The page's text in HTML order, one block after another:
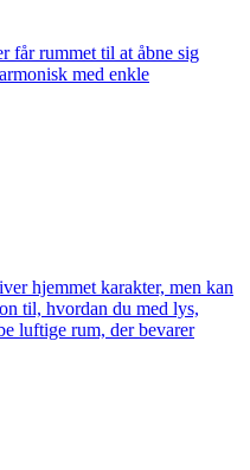
får rummet til at åbne sig
med enkle
hjemmet karakter, men kan
til, hvordan du med lys,
luftige rum, der bevarer